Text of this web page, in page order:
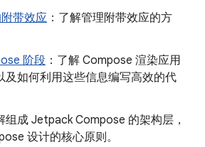
带效应 ：了解管理附带效应的方
阶段 ：了解 Compose 渲染应用
及如何利用这些信息编写高效的代
组成 Jetpack Compose 的架构层，
设计的核心原则。